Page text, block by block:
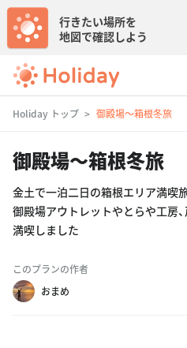
行きたい場所を
地図で確認しよう
Holiday トップ 御殿場〜箱根冬旅
御殿場〜箱根冬旅
金土で一泊二日の箱根エリア満喫
御殿場アウトレットやとらや工房
満喫しました
このプランの作者
おまめ